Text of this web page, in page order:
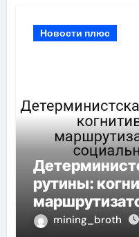
Новости плюс
рутины:
социального
mining_broth